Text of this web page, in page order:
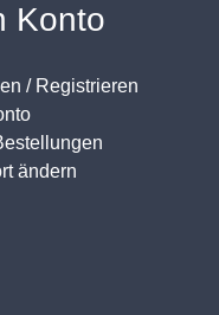
Konto
/ Registrieren
ändern